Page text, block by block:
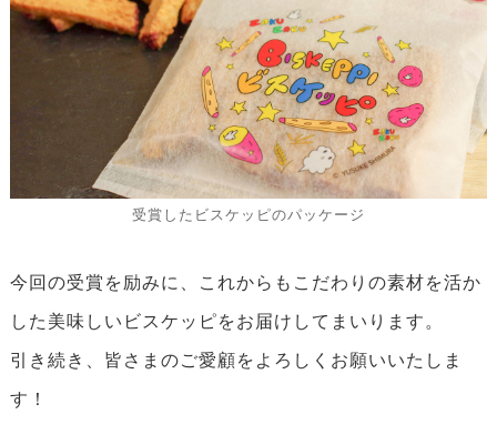
受賞したビスケッピのパッケージ
今回の受賞を励みに、これからもこだわりの素材を活か
した美味しいビスケッピをお届けしてまいります。
引き続き、皆さまのご愛顧をよろしくお願いいたしま
す！